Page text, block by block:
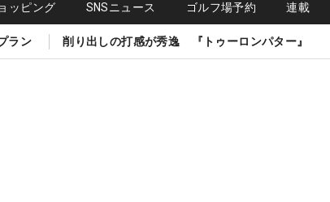
ッピング SNSニュース ゴルフ場予約 連載
ラン 削り出しの打感が秀逸 『トゥーロンパター』